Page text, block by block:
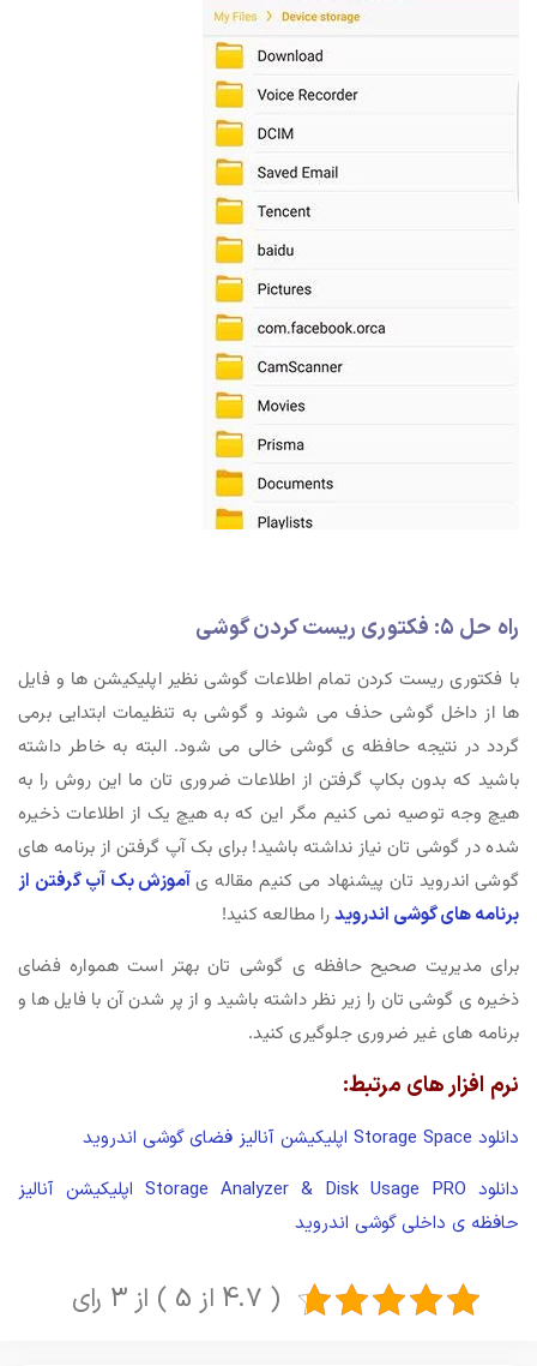
راه حل ۵: فکتوری ریست کردن گوشی
با فکتوری ریست کردن تمام اطلاعات گوشی نظیر اپلیکیشن ها و فایل
ها از داخل گوشی حذف می شوند و گوشی به تنظیمات ابتدایی برمی
گردد در نتیجه حافظه ی گوشی خالی می شود. البته به خاطر داشته
باشید که بدون بکاپ گرفتن از اطلاعات ضروری تان ما این روش را به
هیچ وجه توصیه نمی کنیم مگر این که به هیچ یک از اطلاعات ذخیره
شده در گوشی تان نیاز نداشته باشید! برای بک آپ گرفتن از برنامه های
گوشی اندروید تان پیشنهاد می کنیم مقاله یآموزش بک آپ گرفتن از
برنامه های گوشی اندرویدرا مطالعه کنید!
برای مدیریت صحیح حافظه ی گوشی تان بهتر است همواره فضای
ذخیره ی گوشی تان را زیر نظر داشته باشید و از پر شدن آن با فایل ها و
برنامه های غیر ضروری جلوگیری کنید.
نرم افزار های مرتبط:
دانلود Storage Space اپلیکیشن آنالیز فضای گوشی اندروید
دانلود Storage Analyzer & Disk Usage PRO اپلیکیشن آنالیز
حافظه ی داخلی گوشی اندروید
( 4.7 از 5 ) از 3 رای